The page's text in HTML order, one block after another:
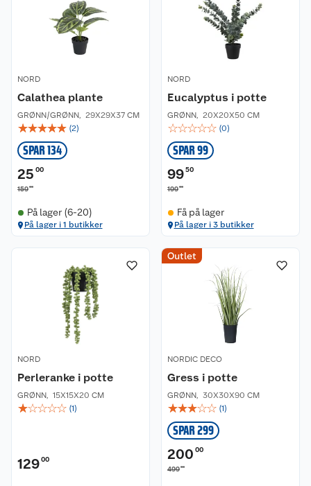
NORD
Calathea plante
GRØNN/GRØNN, 29X29X37 CM
☆☆☆☆☆ (2)
SPAR 134
25 00
15900
På lager (6-20)
På lager i 1 butikker
NORD
Eucalyptus i potte
GRØNN, 20X20X50 CM
☆☆☆☆☆ (0)
SPAR 99
9950
19900
Få på lager
På lager i 3 butikker
NORD
Perleranke i potte
GRØNN, 15X15X20 CM
☆☆☆☆☆ (1)
12900
Outlet
NORDIC DECO
Gress i potte
GRØNN, 30X30X90 CM
☆☆☆☆☆ (1)
SPAR 299
200 00
49900